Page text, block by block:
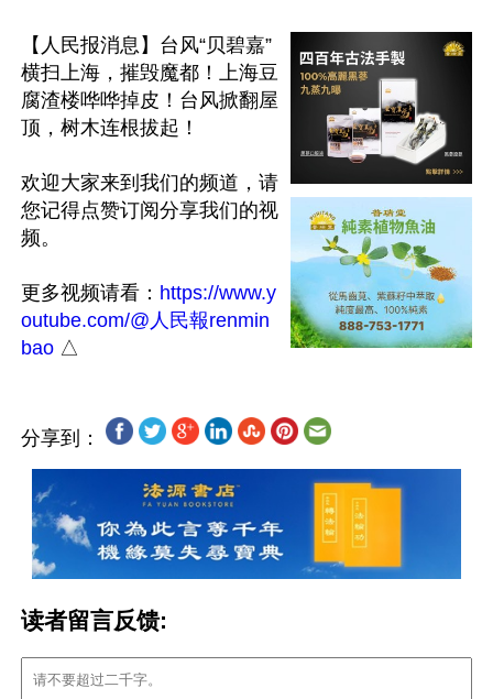
【人民报消息】台风“贝碧嘉”
横扫上海，摧毁魔都！上海豆
腐渣楼哗哗掉皮！台风掀翻屋
顶，树木连根拔起！
欢迎大家来到我们的频道，请
您记得点赞订阅分享我们的视
频。
更多视频请看： https://www.y
outube.com/@人民報renmin
bao
分享到：
读者留言反馈: